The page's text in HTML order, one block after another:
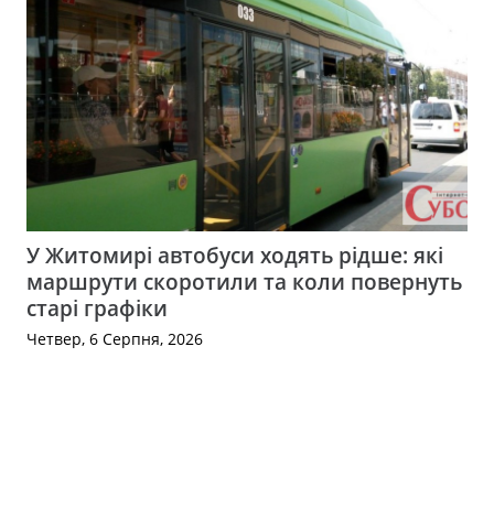
У Житомирі автобуси ходять рідше: які
маршрути скоротили та коли повернуть
старі графіки
Четвер, 6 Серпня, 2026